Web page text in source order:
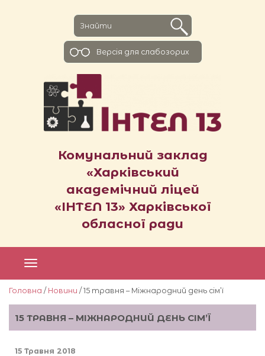
Комунальний заклад
«Харківський
академічний ліцей
«ІНТЕЛ 13» Харківської
обласної ради
Версiя для слабозорих
Головна / Новини / 15 травня – Міжнародний день сім’ї
15 ТРАВНЯ – МІЖНАРОДНИЙ ДЕНЬ СІМ’Ї
15 Травня 2018